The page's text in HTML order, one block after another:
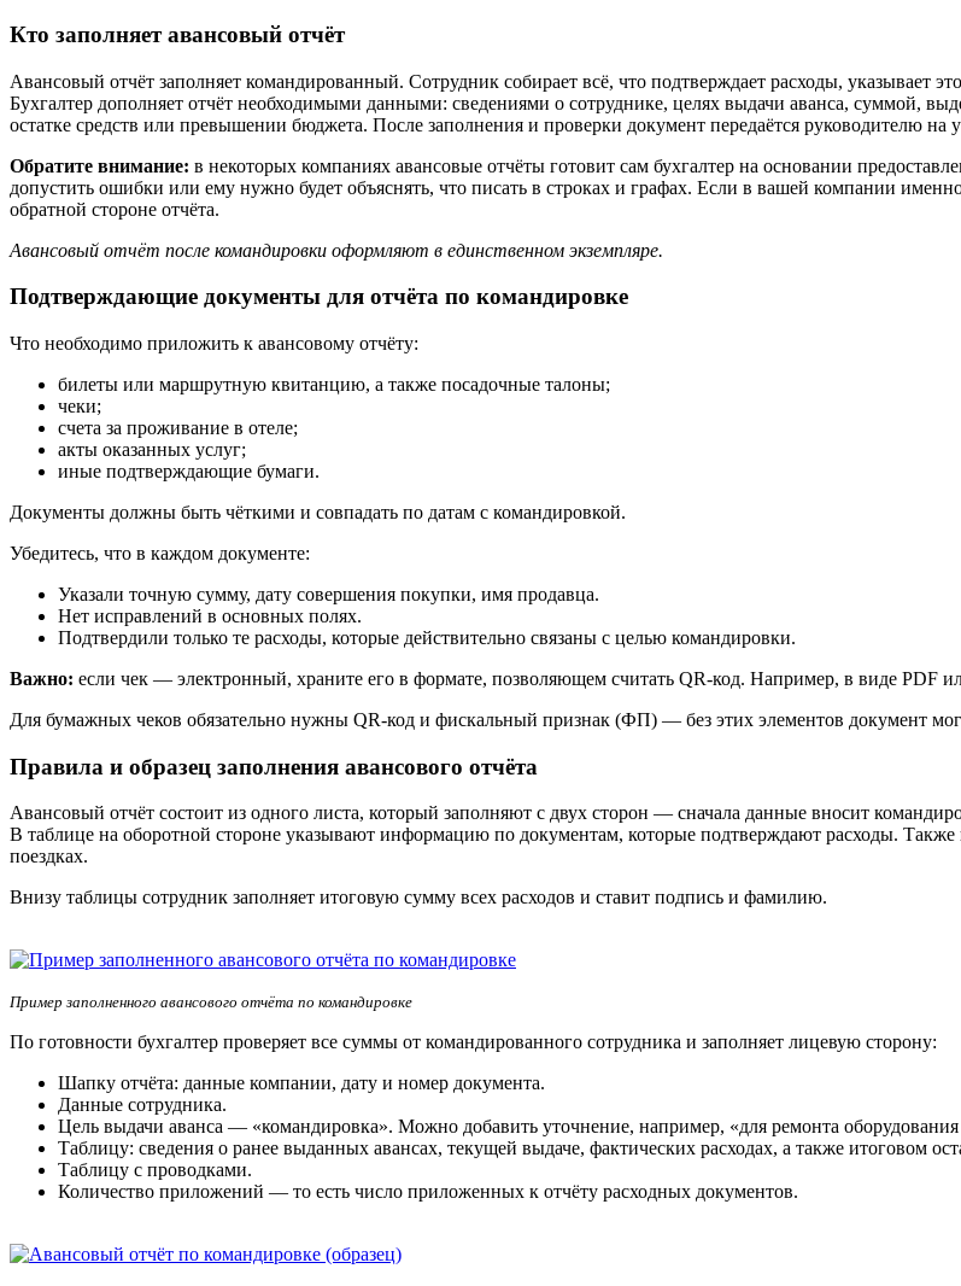
Кто заполняет авансовый отчёт
Авансовый отчёт заполняет командированный. Сотрудник собирает всё, что подтверждает расходы, указывает
Бухгалтер дополняет отчёт необходимыми данными: сведениями о сотруднике, целях выдачи аванса, суммой,
остатке средств или превышении бюджета. После заполнения и проверки документ передаётся руководителю на
Обратите внимание: в некоторых компаниях авансовые отчёты готовит сам бухгалтер на основании
допустить ошибки или ему нужно будет объяснять, что писать в строках и графах. Если в вашей компании
обратной стороне отчёта.
Авансовый отчёт после командировки оформляют в единственном экземпляре.
Подтверждающие документы для отчёта по командировке
Что необходимо приложить к авансовому отчёту:
билеты или маршрутную квитанцию, а также посадочные талоны;
чеки;
счета за проживание в отеле;
акты оказанных услуг;
иные подтверждающие бумаги.
Документы должны быть чёткими и совпадать по датам с командировкой.
Убедитесь, что в каждом документе:
Указали точную сумму, дату совершения покупки, имя продавца.
Нет исправлений в основных полях.
Подтвердили только те расходы, которые действительно связаны с целью командировки.
Важно: если чек — электронный, храните его в формате, позволяющем считать QR‑код. Например, в виде PDF
Для бумажных чеков обязательно нужны QR‑код и фискальный признак (ФП) — без этих элементов документ
Правила и образец заполнения авансового отчёта
Авансовый отчёт состоит из одного листа, который заполняют с двух сторон — сначала данные вносит
В таблице на оборотной стороне указывают информацию по документам, которые подтверждают расходы.
поездках.
Внизу таблицы сотрудник заполняет итоговую сумму всех расходов и ставит подпись и фамилию.
Пример заполненного авансового отчёта по командировке
По готовности бухгалтер проверяет все суммы от командированного сотрудника и заполняет лицевую сторону:
Шапку отчёта: данные компании, дату и номер документа.
Данные сотрудника.
Цель выдачи аванса — «командировка». Можно добавить уточнение, например, «для ремонта
Таблицу: сведения о ранее выданных авансах, текущей выдаче, фактических расходах, а также итоговом
Таблицу с проводками.
Количество приложений — то есть число приложенных к отчёту расходных документов.